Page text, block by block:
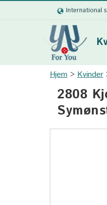
International
Hjem Kvinder
2808